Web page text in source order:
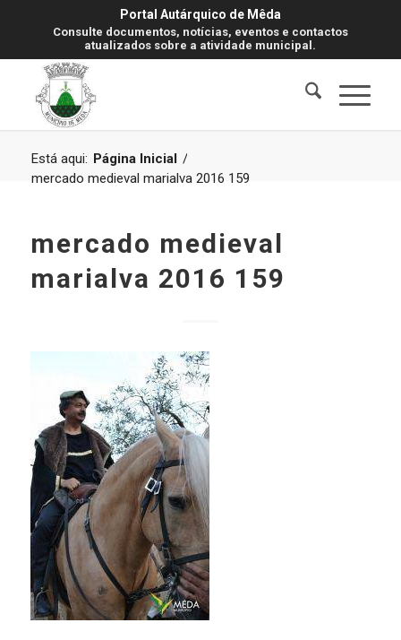
Portal Autárquico de Mêda
Consulte documentos, notícias, eventos e contactos
atualizados sobre a atividade municipal.
Está aqui: Página Inicial /
mercado medieval marialva 2016 159
mercado medieval
marialva 2016 159